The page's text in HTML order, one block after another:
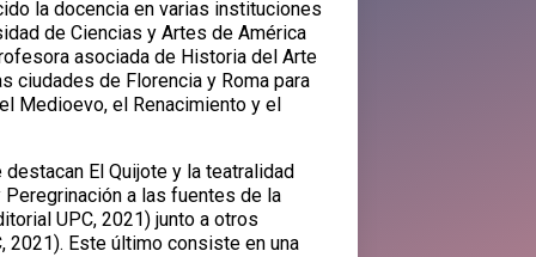
la docencia en varias instituciones
de Ciencias y Artes de América
asociada de Historia del Arte
ciudades de Florencia y Roma para
Medioevo, el Renacimiento y el
El Quijote y la teatralidad
Peregrinación a las fuentes de la
UPC, 2021) junto a otros
2021). Este último consiste en una